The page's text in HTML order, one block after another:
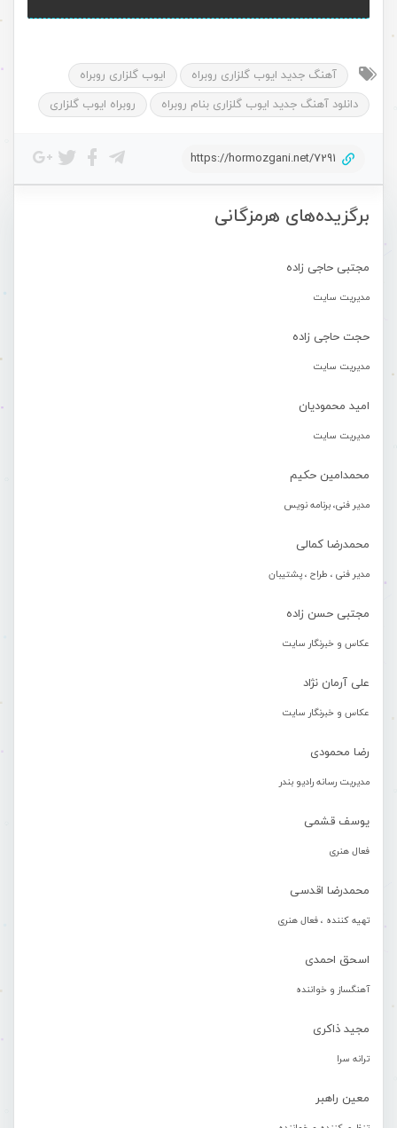
برگزیده‌های هرمزگانی
مجتبی حاجی زاده
مدیریت سایت
حجت حاجی زاده
مدیریت سایت
امید محمودیان
مدیریت سایت
محمدامین حکیم
مدیر فنی، برنامه نویس
محمدرضا کمالی
مدیر فنی ، طراح ، پشتیبان
مجتبی حسن زاده
عکاس و خبرنگار سایت
علی آرمان نژاد
عکاس و خبرنگار سایت
رضا محمودی
مدیریت رسانه رادیو بندر
یوسف قشمی
فعال هنری
محمدرضا اقدسی
تهیه کننده ، فعال هنری
اسحق احمدی
آهنگساز و خواننده
مجید ذاکری
ترانه سرا
معین راهبر
آهنگ جدید ایوب گلزاری روبراه
ایوب گلزاری روبراه
دانلود آهنگ جدید ایوب گلزاری بنام روبراه
روبراه ایوب گلزاری
https://hormozgani.net/7291